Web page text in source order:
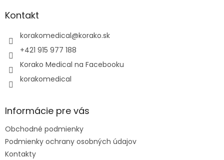
äKontakt
korakomedical@korako.sk
+421 915 977 188
Korako Medical na Facebooku
korakomedical
Informácie pre vás
Obchodné podmienky
Podmienky ochrany osobných údajov
Kontakty